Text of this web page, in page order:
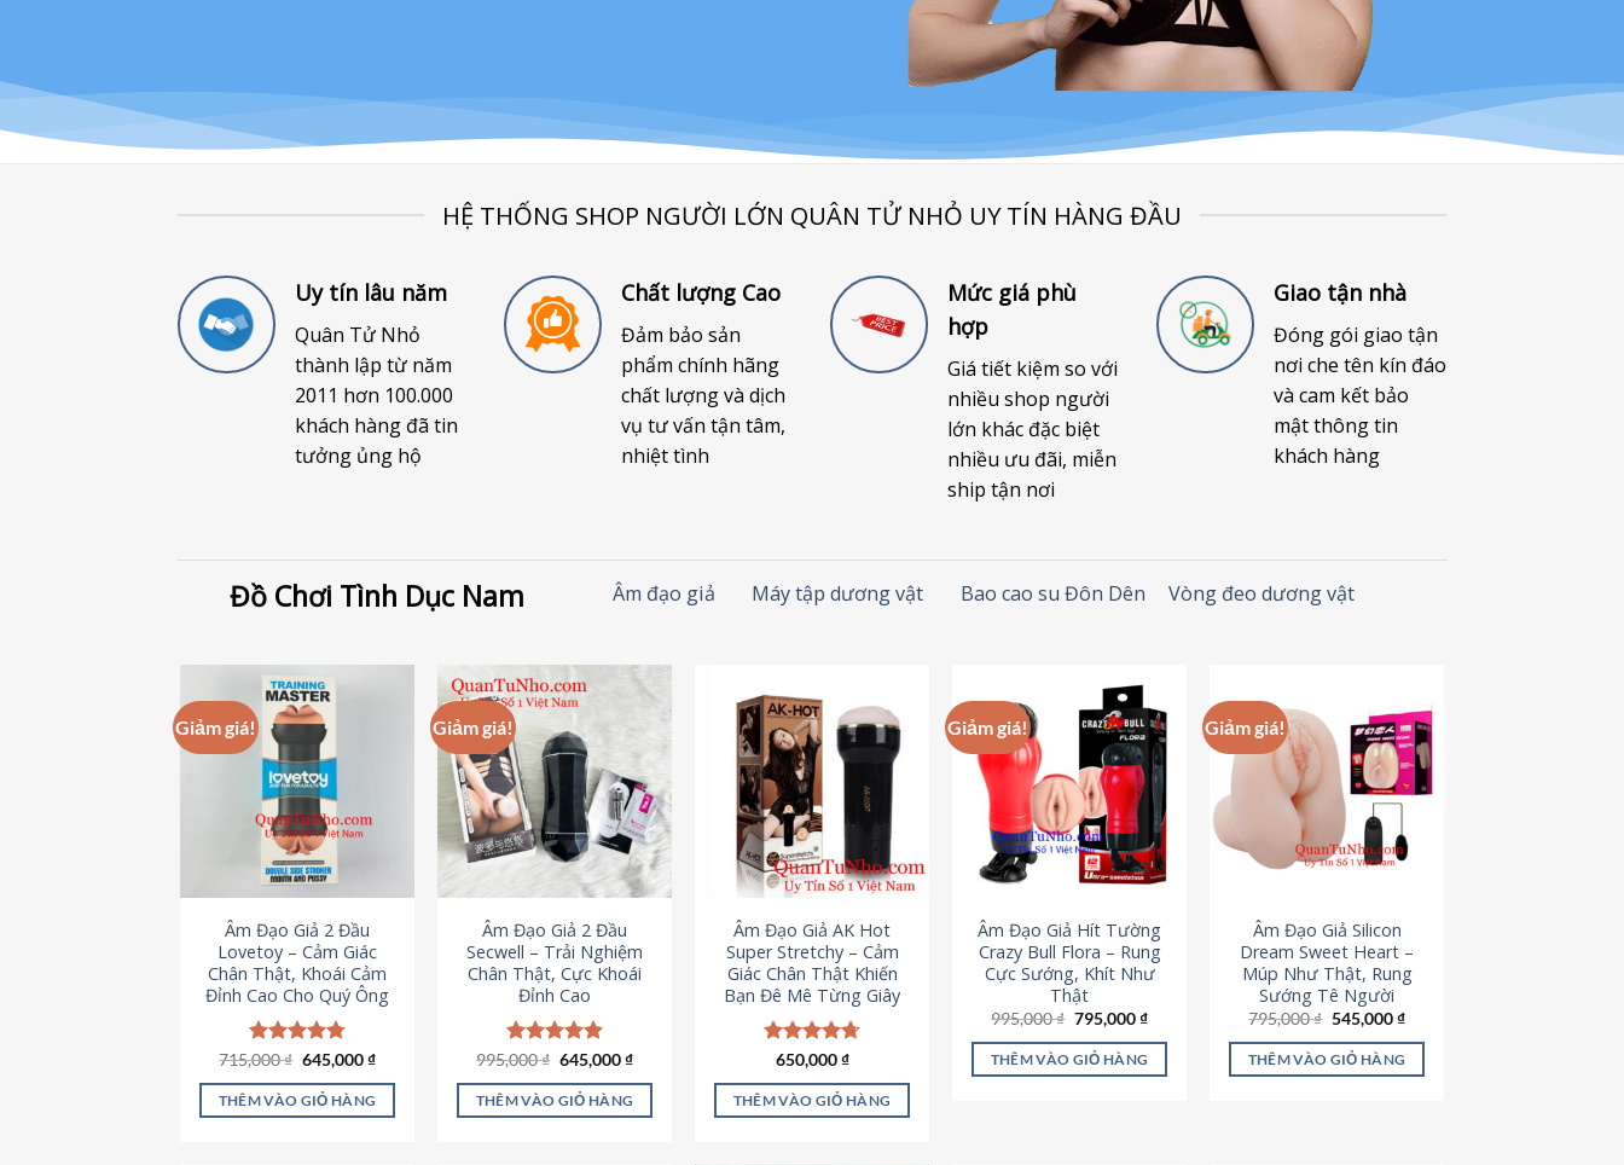
HỆ THỐNG SHOP NGƯỜI LỚN QUÂN TỬ NHỎ UY TÍN HÀNG ĐẦU
Uy tín lâu năm
Quân Tử Nhỏ
thành lập từ năm
2011 hơn 100.000
khách hàng đã tin
tưởng ủng hộ
Chất lượng Cao
Đảm bảo sản
phẩm chính hãng
chất lượng và dịch
vụ tư vấn tận tâm,
nhiệt tình
Mức giá phù
hợp
Giá tiết kiệm so với
nhiều shop người
lớn khác đặc biệt
nhiều ưu đãi, miễn
ship tận nơi
Giao tận nhà
Đóng gói giao tận
nơi che tên kín đáo
và cam kết bảo
mật thông tin
khách hàng
Đồ Chơi Tình Dục Nam Âm đạo giả Máy tập dương vật Bao cao su Đôn Dên Vòng đeo dương vật
Giảm giá!
Âm Đạo Giả 2 Đầu
Lovetoy – Cảm Giác
Chân Thật, Khoái Cảm
Đỉnh Cao Cho Quý Ông
Được xếp
hạng4.79
5 sao
715,000₫ Giá
là:
715,000 ₫.
645,000₫Giá
tại
là:
THÊM VÀO GIỎ HÀNG
Giảm giá!
Âm Đạo Giả 2 Đầu
Secwell – Trải Nghiệm
Chân Thật, Cực Khoái
Đỉnh Cao
Được xếp
hạng4.88
5 sao
995,000₫ Giá
là:
995,000 ₫.
645,000₫Giá
tại
là:
THÊM VÀO GIỎ HÀNG
Âm Đạo Giả AK Hot
Super Stretchy – Cảm
Giác Chân Thật Khiến
Bạn Đê Mê Từng Giây
Được xếp
hạng4.75
5 sao
650,000₫
THÊM VÀO GIỎ HÀNG
Giảm giá!
Âm Đạo Giả Hít Tường
Crazy Bull Flora – Rung
Cực Sướng, Khít Như
Thật
995,000₫ Giá
là:
995,000 ₫.
795,000₫Giá
tại
là:
THÊM VÀO GIỎ HÀNG
Giảm giá!
Âm Đạo Giả Silicon
Dream Sweet Heart –
Múp Như Thật, Rung
Sướng Tê Người
795,000₫ Giá
là:
795,000 ₫.
545,000₫Giá
tại
là:
THÊM VÀO GIỎ HÀNG